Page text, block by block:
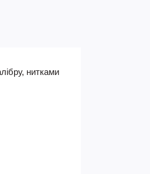
нитками